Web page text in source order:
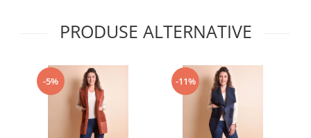
PRODUSE ALTERNATIVE
-5% -11%